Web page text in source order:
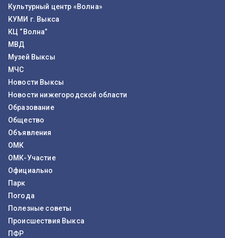
Культурный центр «Волна»
КУМИ г. Выкса
КЦ “Волна”
МВД
Музей Выксы
МЧС
Новости Выксы
Новости нижегородской области
Образование
Общество
Объявления
ОМК
ОМК-Участие
Официально
Парк
Погода
Полезные советы
Происшествия Выкса
ПФР